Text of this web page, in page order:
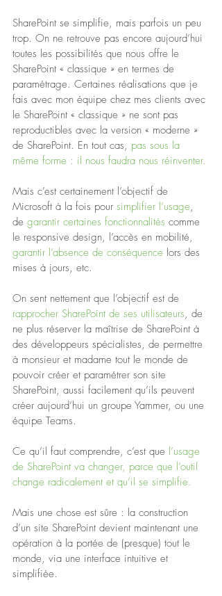
SharePoint se simplifie, mais parfois un peu
trop. On ne retrouve pas encore aujourd’hui
toutes les possibilités que nous offre le
SharePoint « classique » en termes de
paramétrage. Certaines réalisations que je
fais avec mon équipe chez mes clients avec
le SharePoint « classique » ne sont pas
reproductibles avec la version « moderne »
de SharePoint. En tout cas, pas sous la
même forme : il nous faudra nous réinventer.
Mais c’est certainement l’objectif de
Microsoft à la fois pour simplifier l’usage,
de garantir certaines fonctionnalités comme
le responsive design, l’accès en mobilité,
garantir l’absence de conséquence lors des
mises à jours, etc.
On sent nettement que l’objectif est de
rapprocher SharePoint de ses utilisateurs, de
ne plus réserver la maîtrise de SharePoint à
des développeurs spécialistes, de permettre
à monsieur et madame tout le monde de
pouvoir créer et paramétrer son site
SharePoint, aussi facilement qu’ils peuvent
créer aujourd’hui un groupe Yammer, ou une
équipe Teams.
Ce qu’il faut comprendre, c’est que l’usage
de SharePoint va changer, parce que l’outil
change radicalement et qu’il se simplifie.
Mais une chose est sûre : la construction
d’un site SharePoint devient maintenant une
opération à la portée de (presque) tout le
monde, via une interface intuitive et
simplifiée.